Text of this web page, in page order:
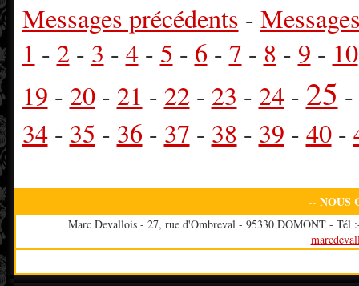
Messages précédents -
1 - 2- 3 - 4- 5 - 6 - 7 - 8 - 9 - 10
19 - 20- 21 - 22- 23 - 24- 25 -
34- 35 - 36 - 37 - 38 - 39 - 40-
-- NOUS
Marc Devallois - 27, rue d'Ombreval - 95330 DOMONT -